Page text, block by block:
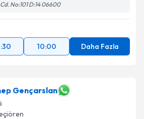
işlenmesine ilişkin
ve kişisel verilerimin belirtilen
kabul ediyorum.
No:101 D:14 06600
10:00 Daha Fazla
Gençarslan